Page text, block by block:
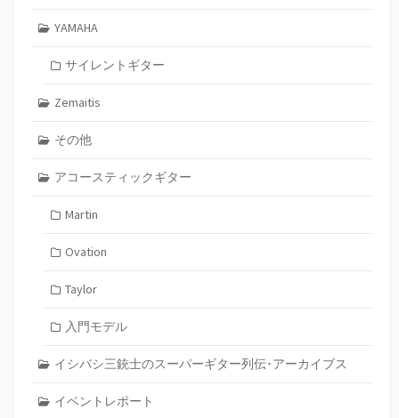
YAMAHA
サイレントギター
Zemaitis
その他
アコースティックギター
Martin
Ovation
Taylor
入門モデル
イシバシ三銃士のスーパーギター列伝･アーカイブス
イベントレポート